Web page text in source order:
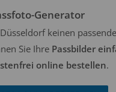
Generator
keinen
Sie Ihre Passbilder
online bestellen.